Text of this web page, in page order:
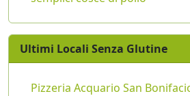
Ultimi Locali Senza Glutine
Pizzeria Acquario San